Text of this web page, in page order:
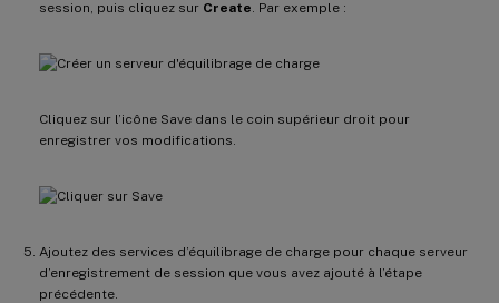
session, puis cliquez sur Create . Par exemple :
Cliquez sur l’icône Save dans le coin supérieur droit pour
enregistrer vos modifications.
Ajoutez des services d’équilibrage de charge pour chaque serveur
d’enregistrement de session que vous avez ajouté à l’étape
précédente.